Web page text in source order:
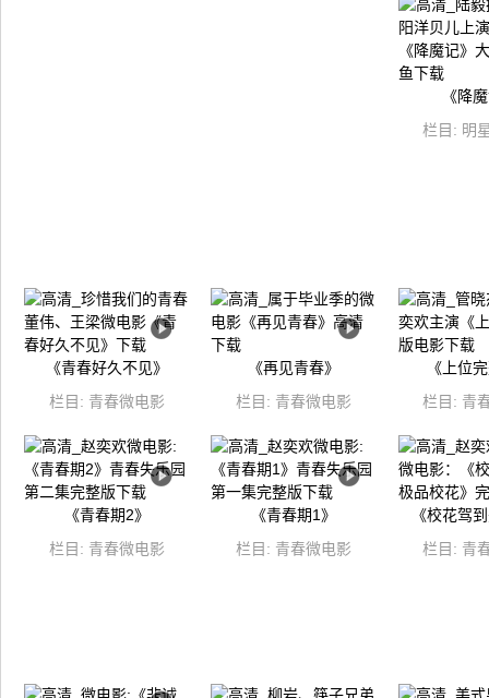
《降
栏目: 明
《青春好久不见》
栏目: 青春微电影
《再见青春》
栏目: 青春微电影
《上位
栏目: 青
《青春期2》
栏目: 青春微电影
《青春期1》
栏目: 青春微电影
《校花驾
栏目: 青